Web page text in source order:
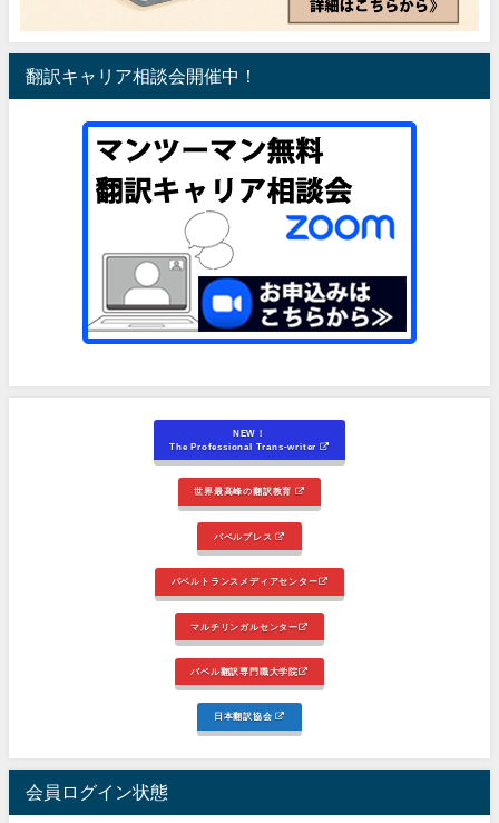
翻訳キャリア相談会開催中！
NEW！
The Professional Trans-writer
世界最高峰の翻訳教育
バベルプレス
バベルトランスメディアセンター
マルチリンガルセンター
バベル翻訳専門職大学院
日本翻訳協会
会員ログイン状態